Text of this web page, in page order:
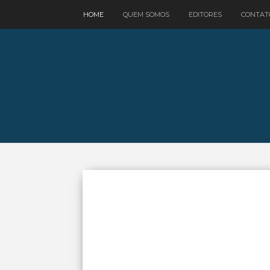
HOME QUEM SOMOS EDITORES